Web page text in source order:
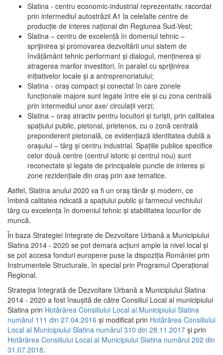
Slatina - centru economic-industrial reprezentativ, racordat
prin intermediul autostrăzii A1 la celelalte centre de
producţie de interes naţional din Regiunea Sud-Vest;
Slatina – centru de excelenţă în domeniul tehnic –
sprijinirea şi promovarea dezvoltării unui sistem de
învăţământ tehnic performant şi dialogul, menţinerea şi
atragerea marilor investitori, în paralel cu sprijinirea
iniţiativelor locale şi a antreprenoriatului;
Slatina - oraş compact şi conectat în care zonele
funcţionale majore sunt legate între ele şi cu zona centrală
prin intermediul unor axe/ circulații verzi;
Slatina – oraş atractiv pentru locuitori şi turişti, prin calitatea
spaţiului public, pietonal, prietenos, cu o zonă centrală
preponderent pietonală, ce evidenţiază identitatea dublă a
oraşului – târg şi centru industrial. Spaţiile publice specifice
celor două centre (centrul istoric şi centrul nou) sunt
reconectate şi legate de principalele puncte de interes şi
zone rezidenţiale din oraş prin axe tematice.
Astfel, Slatina anului 2020 va fi un oraş tânăr şi modern, ce
îmbină calitatea ridicată a spaţiului public şi farmecul vechiului
târg cu excelenţa în domeniul tehnic şi stabilitatea locurilor de
muncă.
În baza Strategiei Integrate de Dezvoltare Urbană a Municipiului
Slatina 2014 - 2020 se pot demara acţiuni ample la nivel local şi
se pot accesa fonduri europene puse la dispoziţia României prin
Instrumentele Structurale, în special prin Programul Operațional
Regional.
Strategia Integrată de Dezvoltare Urbană a Municipiului Slatina
2014 - 2020 a fost însuşită de către Consiliul Local al municipiului
Slatina prin Hotărârea Consiliului Local al Municipiului Slatina
numărul 111 din 27.04.2016 și modificat prin Hotărârea Consiliului
Local al Municipiului Slatina numărul 310 din 28.11.2017 și prin
Hotărârea Consiliului Local al Municipiului Slatina numărul 202 din
31.07.2018.